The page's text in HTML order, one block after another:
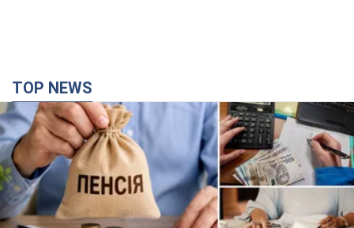
Как пересчитывают пенсии
4 години тому 86,8 т.
ВАКС избрал меру пресечения экс-послу
Украины в США Стефанишиной: что известно о
деле
Суд не полностью удовлетворил ходатайство прокуратуры